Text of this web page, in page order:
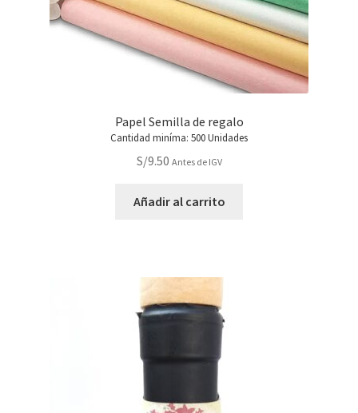
Papel Semilla de regalo
Cantidad miníma: 500 Unidades
S/9.50 Antes de IGV
Añadir al carrito